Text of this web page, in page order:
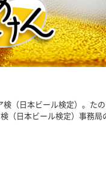
（日本ビール検定）。た
（日本ビール検定）事務局